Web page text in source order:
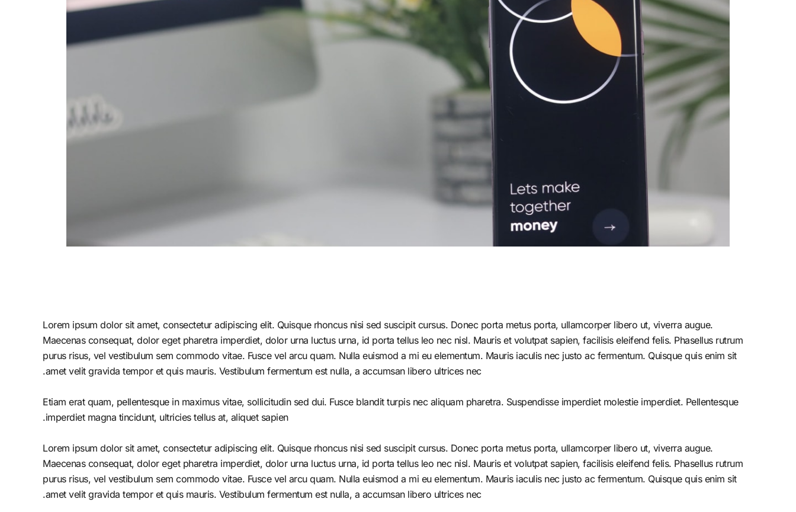
Lorem ipsum dolor sit amet, consectetur adipiscing elit. Quisque rhoncus nisi sed suscipit cursus. Donec porta metus porta, ullamcorper libero ut, viverra augue.
Maecenas consequat, dolor eget pharetra imperdiet, dolor urna luctus urna, id porta tellus leo nec nisl. Mauris et volutpat sapien, facilisis eleifend felis. Phasellus rutrum
purus risus, vel vestibulum sem commodo vitae. Fusce vel arcu quam. Nulla euismod a mi eu elementum. Mauris iaculis nec justo ac fermentum. Quisque quis enim sit
amet velit gravida tempor et quis mauris. Vestibulum fermentum est nulla, a accumsan libero ultrices nec.
Etiam erat quam, pellentesque in maximus vitae, sollicitudin sed dui. Fusce blandit turpis nec aliquam pharetra. Suspendisse imperdiet molestie imperdiet. Pellentesque
imperdiet magna tincidunt, ultricies tellus at, aliquet sapien.
Lorem ipsum dolor sit amet, consectetur adipiscing elit. Quisque rhoncus nisi sed suscipit cursus. Donec porta metus porta, ullamcorper libero ut, viverra augue.
Maecenas consequat, dolor eget pharetra imperdiet, dolor urna luctus urna, id porta tellus leo nec nisl. Mauris et volutpat sapien, facilisis eleifend felis. Phasellus rutrum
purus risus, vel vestibulum sem commodo vitae. Fusce vel arcu quam. Nulla euismod a mi eu elementum. Mauris iaculis nec justo ac fermentum. Quisque quis enim sit
amet velit gravida tempor et quis mauris. Vestibulum fermentum est nulla, a accumsan libero ultrices nec.